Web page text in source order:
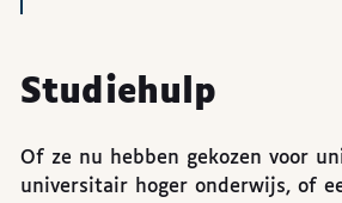
Studiehulp
Of ze nu hebben gekozen voor
universitair hoger onderwijs, of